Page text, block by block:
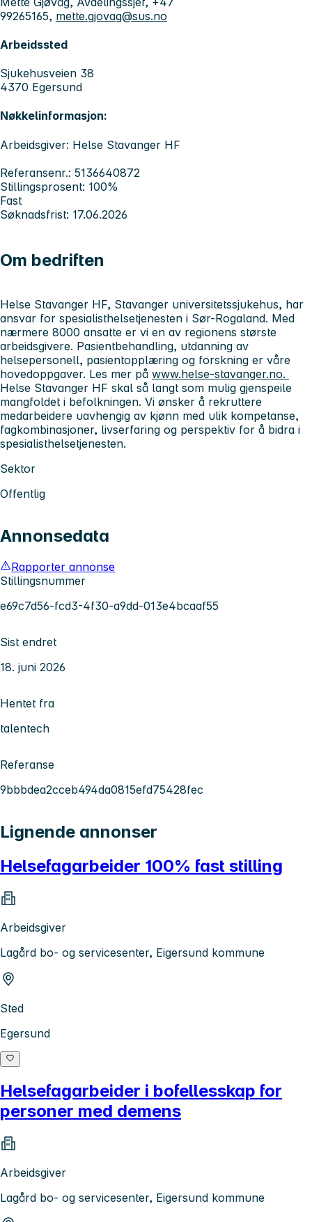
99265165, mette.gjovag@sus.no
Arbeidssted
Sjukehusveien 38
4370 Egersund
Nøkkelinformasjon:
Arbeidsgiver: Helse Stavanger HF
Referansenr.: 5136640872
Stillingsprosent: 100%
Fast
Søknadsfrist: 17.06.2026
Om bedriften
Helse Stavanger HF, Stavanger universitetssjukehus, har
ansvar for spesialisthelsetjenesten i Sør-Rogaland. Med
nærmere 8000 ansatte er vi en av regionens største
arbeidsgivere. Pasientbehandling, utdanning av
helsepersonell, pasientopplæring og forskning er våre
hovedoppgaver. Les mer på www.helse-stavanger.no.
Helse Stavanger HF skal så langt som mulig gjenspeile
mangfoldet i befolkningen. Vi ønsker å rekruttere
medarbeidere uavhengig av kjønn med ulik kompetanse,
fagkombinasjoner, livserfaring og perspektiv for å bidra i
spesialisthelsetjenesten.
Sektor
Offentlig
Annonsedata
Rapporter annonse
Stillingsnummer
e69c7d56-fcd3-4f30-a9dd-013e4bcaaf55
Sist endret
18. juni 2026
Hentet fra
talentech
Referanse
9bbbdea2cceb494da0815efd75428fec
Lignende annonser
Helsefagarbeider 100% fast stilling
Arbeidsgiver
Lagård bo- og servicesenter, Eigersund kommune
Sted
Egersund
Helsefagarbeider i bofellesskap for
personer med demens
Arbeidsgiver
Lagård bo- og servicesenter, Eigersund kommune